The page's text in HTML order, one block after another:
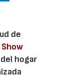
de
hogar